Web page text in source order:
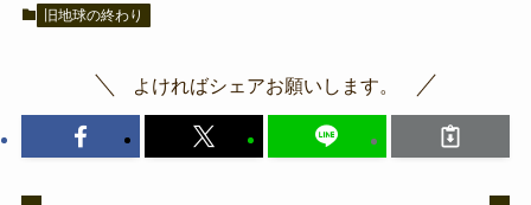
旧地球の終わり
よければシェアお願いします。